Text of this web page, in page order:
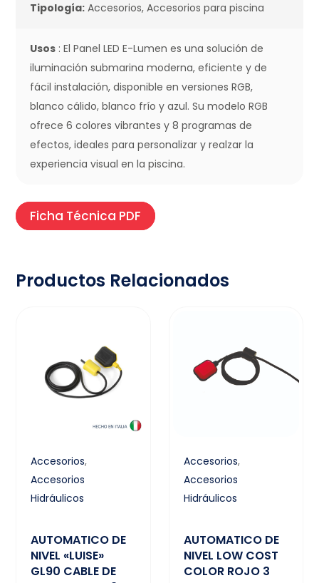
Tipología: Accesorios, Accesorios para piscina
Usos : El Panel LED E-Lumen es una solución de
iluminación submarina moderna, eficiente y de
fácil instalación, disponible en versiones RGB,
blanco cálido, blanco frío y azul. Su modelo RGB
ofrece 6 colores vibrantes y 8 programas de
efectos, ideales para personalizar y realzar la
experiencia visual en la piscina.
Ficha Técnica PDF
Productos Relacionados
Accesorios,
Accesorios
Hidráulicos
AUTOMATICO DE
NIVEL «LUISE»
GL90 CABLE DE
Accesorios,
Accesorios
Hidráulicos
AUTOMATICO DE
NIVEL LOW COST
COLOR ROJO 3